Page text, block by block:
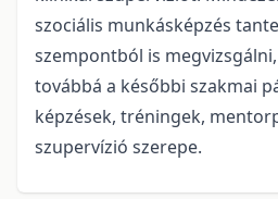
szociális munkásképzés
szempontból is
továbbá a későbbi szakmai
képzések, tréningek,
szupervízió szerepe.